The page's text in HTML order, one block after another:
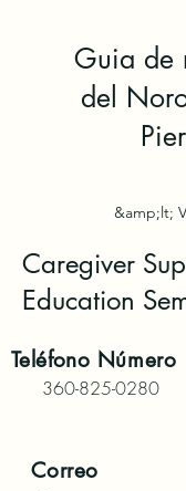
Guia de
del
&amp;lt;
Caregiver
Education
Teléfono Número
360-825-0280
Correo